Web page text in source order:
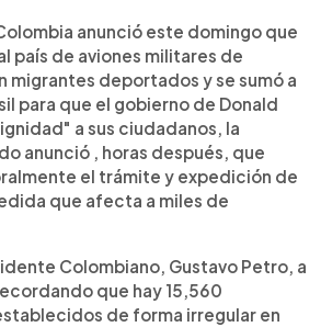
artículo
anunció este domingo que
país de aviones militares de
migrantes deportados y se sumó a
para que el gobierno de Donald
a sus ciudadanos, la
anunció , horas después, que
el trámite y expedición de
que afecta a miles de
Colombiano, Gustavo Petro, a
que hay 15,560
de forma irregular en